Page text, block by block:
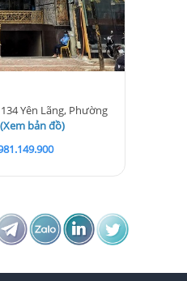
Yên Lãng, Phường
(Xem bản đồ)